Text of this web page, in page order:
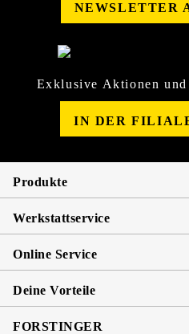
NEWSLETTER
Exklusive Aktionen und
IN DER
Produkte
Werkstattservice
Online Service
Deine Vorteile
FORSTINGER